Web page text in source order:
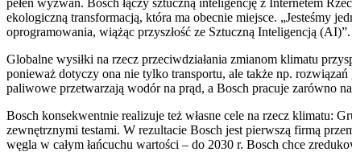
ekologiczną transformacją, która ma obecnie miejsce. „Jesteśmy
oprogramowania, wiążąc przyszłość ze Sztuczną Inteligencją (AI)”.
Globalne wysiłki na rzecz przeciwdziałania zmianom klimatu
ponieważ dotyczy ona nie tylko transportu, ale także np.
paliwowe przetwarzają wodór na prąd, a Bosch pracuje zarówno
Bosch konsekwentnie realizuje też własne cele na rzecz klimatu:
zewnętrznymi testami. W rezultacie Bosch jest pierwszą firmą
węgla w całym łańcuchu wartości – do 2030 r. Bosch chce